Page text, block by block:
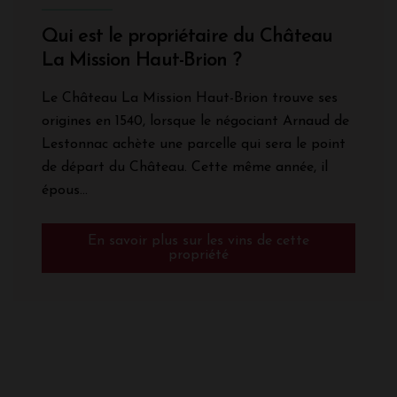
Qui est le propriétaire du Château
La Mission Haut-Brion ?
Le Château La Mission Haut-Brion trouve ses
origines en 1540, lorsque le négociant Arnaud de
Lestonnac achète une parcelle qui sera le point
de départ du Château. Cette même année, il
épous...
En savoir plus sur les vins de cette
propriété